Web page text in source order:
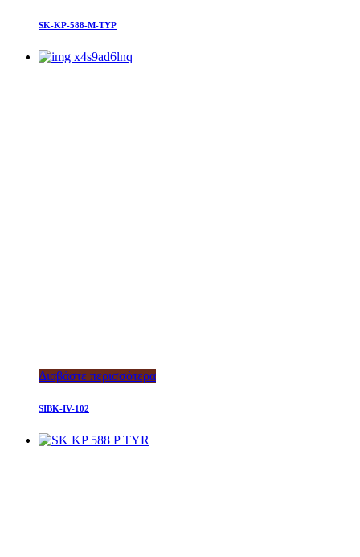
SK-KP-588-M-TYP
Διαβάστε περισσότερα
SIBK-IV-102